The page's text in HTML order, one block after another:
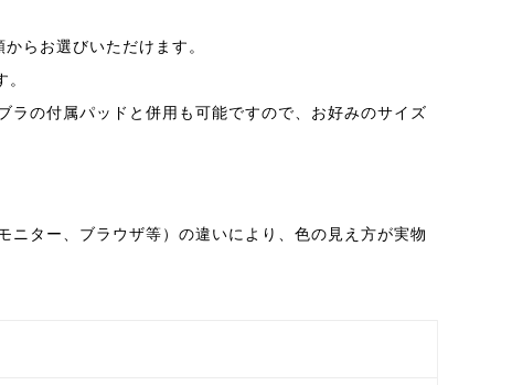
らお選びいただけます。
の付属パッドと併用も可能ですので、お好みのサイズ
ター、ブラウザ等）の違いにより、色の見え方が実物